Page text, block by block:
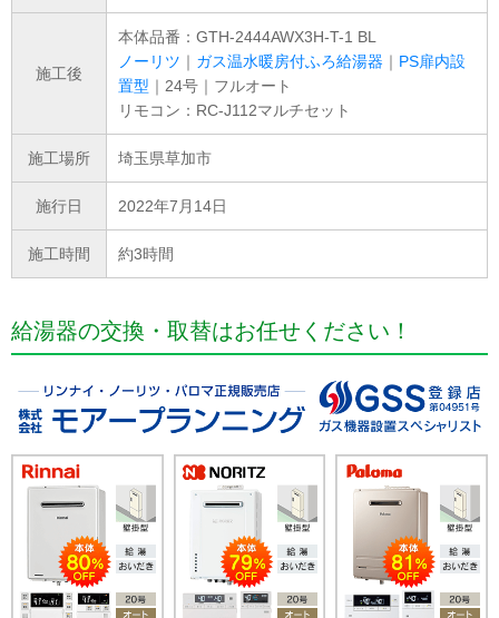
施工後
本体品番：GTH-2444AWX3H-T-1 BL
ノーリツ ｜ ガス温水暖房付ふろ給湯器 ｜ PS扉内設
置型 ｜24号｜フルオート
リモコン：RC-J112マルチセット
施工場所 埼玉県草加市
施行日 2022年7月14日
施工時間 約3時間
給湯器の交換・取替はお任せください！